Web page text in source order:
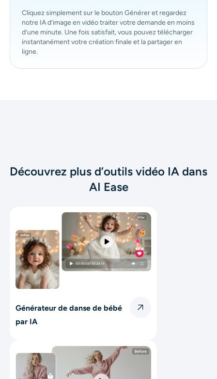
Cliquez simplement sur le bouton Générer et regardez
notre IA d’image en vidéo traiter votre demande en moins
d’une minute. Une fois satisfait, vous pouvez télécharger
instantanément votre création finale et la partager en
ligne.
Découvrez plus d’outils vidéo IA dans
AI Ease
Générateur de danse de bébé
par IA